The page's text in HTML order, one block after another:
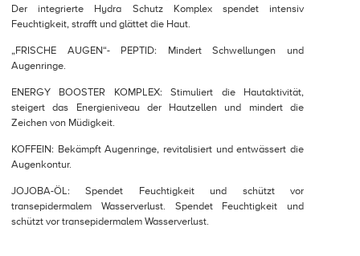
Der integrierte Hydra Schutz Komplex spendet intensiv
Feuchtigkeit, strafft und glättet die Haut.
„FRISCHE AUGEN“- PEPTID: Mindert Schwellungen und
Augenringe.
ENERGY BOOSTER KOMPLEX: Stimuliert die Hautaktivität,
steigert das Energieniveau der Hautzellen und mindert die
Zeichen von Müdigkeit.
KOFFEIN: Bekämpft Augenringe, revitalisiert und entwässert die
Augenkontur.
JOJOBA-ÖL: Spendet Feuchtigkeit und schützt vor
transepidermalem Wasserverlust. Spendet Feuchtigkeit und
schützt vor transepidermalem Wasserverlust.